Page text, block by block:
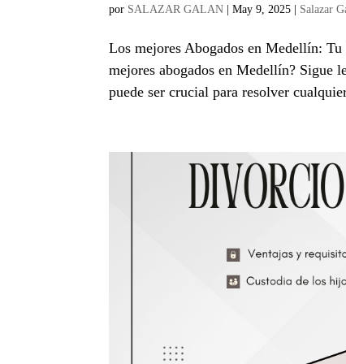
por SALAZAR GALAN |May 9, 2025 Salazar
Los mejores Abogados en Medellín:
mejores abogados en Medellín? Sigue
puede ser crucial para resolver